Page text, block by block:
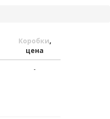
Коробки,
цена
-